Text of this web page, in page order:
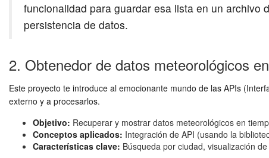
funcionalidad para guardar esa lista en un archivo
persistencia de datos.
2. Obtenedor de datos meteorológicos
Este proyecto te introduce al emocionante mundo de las APIs
externo y a procesarlos.
Objetivo: Recuperar y mostrar datos meteorológicos en
Conceptos aplicados: Integración de API (usando la
Características clave: Búsqueda por ciudad, visualización